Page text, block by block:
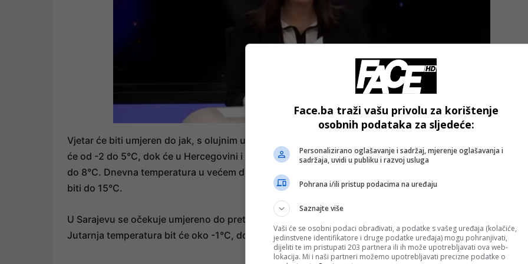
Vjetar će biti umjeren do jak, s olujnim udarima, južnog i jugozapadnog smjera. Jutarnja temperatura bit
će od -2 do 5°C, dok će u Hercegovini i sjevernim područjima Bosne biti nešto toplije, s temperaturama
do 8°C. Dnevna temperatura u većem dijelu zemlje kretat će se između 6 i 12°C, dok će na jugu i sjeveru
biti do 15°C.
U Sarajevu se očekuje umjereno do pretežno oblačno vrijeme, a kiša će početi krajem dana i tokom noći.
Jutarnja temperatura bit će oko -1°C, dok se najviša dnevna očekuje oko 10°C.
Face.ba traži vašu privolu za korištenje
osobnih podataka za sljedeće:
Personalizirano oglašavanje i sadržaj, mjerenje oglašavanja i
sadržaja, uvidi u publiku i razvoj usluga
Pohrana i/ili pristup podacima na uređaju
Saznajte više
Vaši će se osobni podaci obrađivati, a podatke s vašeg uređaja (kolačiće,
jedinstvene identifikatore i druge podatke uređaja) mogu pohranjivati,
dijeliti te im pristupati 203 partnera ili ih može upotrebljavati ova web-
lokacija. Mi i naši partneri možemo upotrebljavati precizne podatke o